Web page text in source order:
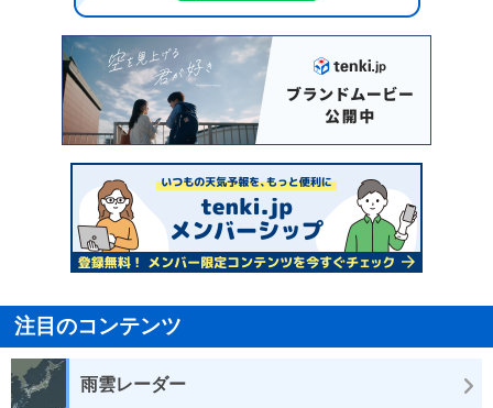
注目のコンテンツ
雨雲レーダー